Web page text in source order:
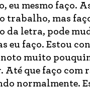
eu mesmo faço.
trabalho, mas
da letra, pode
eu faço. Estou
muito
Até que faço
normalmente.